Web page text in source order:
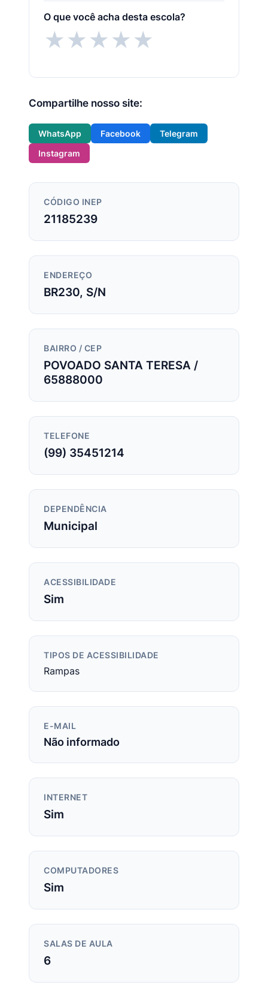
O que você acha desta escola?
★★★★★
Compartilhe nosso site:
WhatsApp Facebook
Telegram
Instagram
CÓDIGO INEP
21185239
ENDEREÇO
BR230, S/N
BAIRRO / CEP
POVOADO SANTA TERESA /
65888000
TELEFONE
(99) 35451214
DEPENDÊNCIA
Municipal
ACESSIBILIDADE
Sim
TIPOS DE ACESSIBILIDADE
Rampas
E-MAIL
Não informado
INTERNET
Sim
COMPUTADORES
Sim
SALAS DE AULA
6